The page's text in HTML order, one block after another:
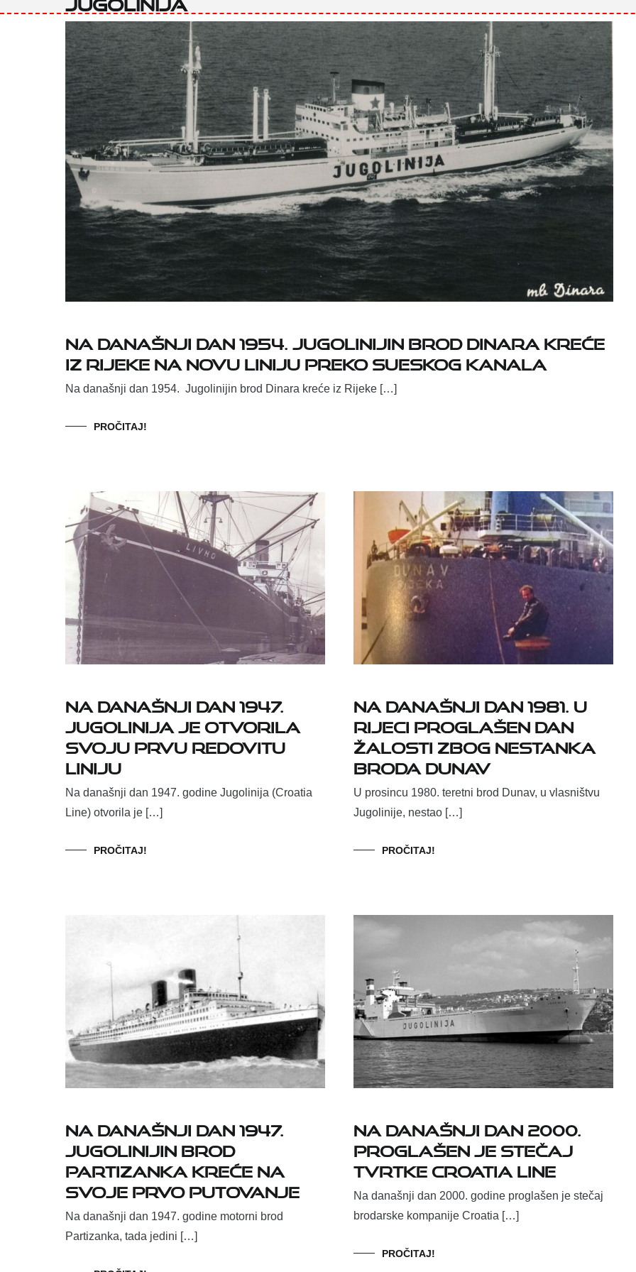
Na današnji dan 1954. Jugolinijin brod Dinara kreće
iz Rijeke na novu liniju preko Sueskog kanala
Na današnji dan 1954. Jugolinijin brod Dinara kreće iz Rijeke […]
PROČITAJ!
Na današnji dan 1947.
Jugolinija je otvorila
svoju prvu redovitu
liniju
Na današnji dan 1947. godine Jugolinija (Croatia
Line) otvorila je […]
PROČITAJ!
Na današnji dan 1981. u
Rijeci proglašen dan
žalosti zbog nestanka
broda Dunav
U prosincu 1980. teretni brod Dunav, u vlasništvu
Jugolinije, nestao […]
PROČITAJ!
Na današnji dan 1947.
Jugolinijin brod
Partizanka kreće na
svoje prvo putovanje
Na današnji dan 1947. godine motorni brod
Partizanka, tada jedini […]
Na današnji dan 2000.
proglašen je stečaj
tvrtke Croatia line
Na današnji dan 2000. godine proglašen je stečaj
brodarske kompanije Croatia […]
PROČITAJ!